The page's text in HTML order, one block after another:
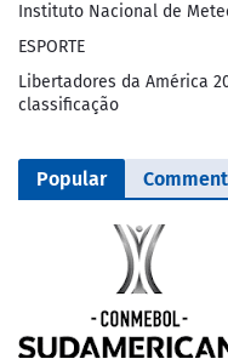
Instituto Nacional de
ESPORTE
Libertadores da América
classificação
Popular